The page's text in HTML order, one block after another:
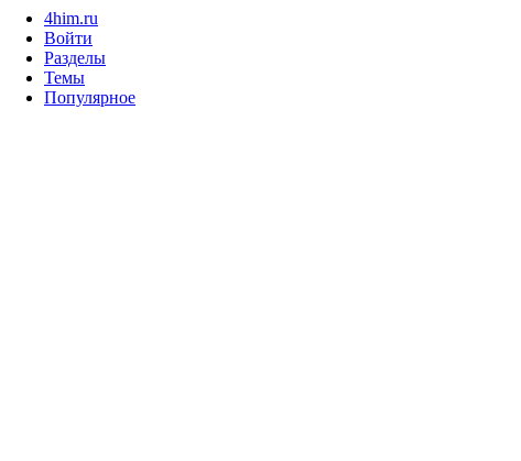
4him.ru
Войти
Разделы
Темы
Популярное